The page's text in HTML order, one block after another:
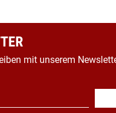
mit unserem